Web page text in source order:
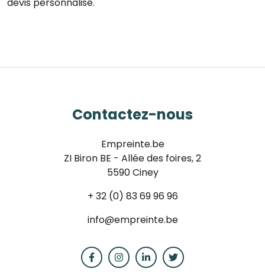
Contactez-nous
Empreinte.be
ZI Biron BE - Allée des foires, 2
5590 Ciney
+ 32 (0) 83 69 96 96
info@empreinte.be